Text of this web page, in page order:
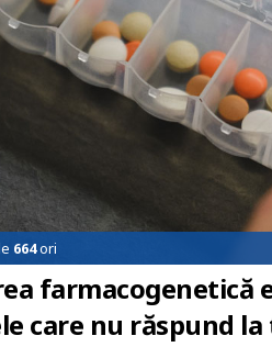
664ori
care nu răspund